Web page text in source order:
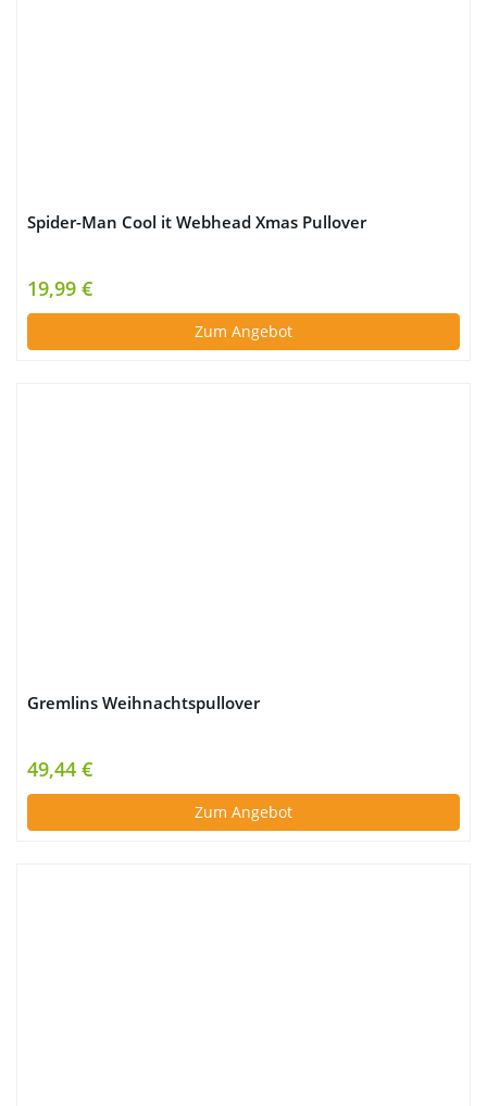
Spider-Man Cool it Webhead Xmas Pullover
19,99 €
Zum Angebot
Gremlins Weihnachtspullover
49,44 €
Zum Angebot